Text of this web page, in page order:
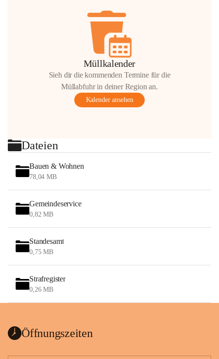
Müllkalender
Sieh dir die kommenden Termine für die
Müllabfuhr in deiner Region an.
Kalender ansehen
Dateien
Bauen & Wohnen
78,04 MB
Gemeindeservice
0,82 MB
Standesamt
0,75 MB
Strafregister
0,26 MB
Öffnungszeiten